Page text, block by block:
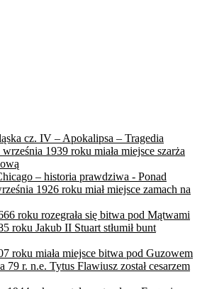
cz. IV – Apokalipsa – Tragedia
września 1939 roku miała miejsce szarża
– historia prawdziwa - Ponad
1926 roku miał miejsce zamach na
roku rozegrała się bitwa pod Mątwami
roku Jakub II Stuart stłumił bunt
roku miała miejsce bitwa pod Guzowem
79 r. n.e. Tytus Flawiusz został cesarzem